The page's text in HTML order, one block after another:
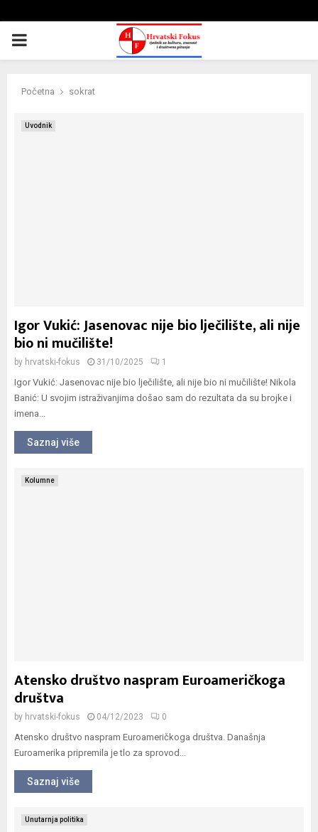
PRIMARY
Početna sokrat
Uvodnik
Igor Vukić: Jasenovac nije bio lječilište, ali nije
bio ni mučilište!
by hrvatski-fokus 31/10/2025 1
Igor Vukić: Jasenovac nije bio lječilište, ali nije bio ni mučilište! Nikola
Banić: U svojim istraživanjima došao sam do rezultata da su brojke i
imena...
Saznaj više
Kolumne
Atensko društvo naspram Euroameričkoga
društva
by hrvatski-fokus 04/12/2023 0
Atensko društvo naspram Euroameričkoga društva. Današnja
Euroamerika pripremila je tlo za sprovod...
Saznaj više
Unutarnja politika